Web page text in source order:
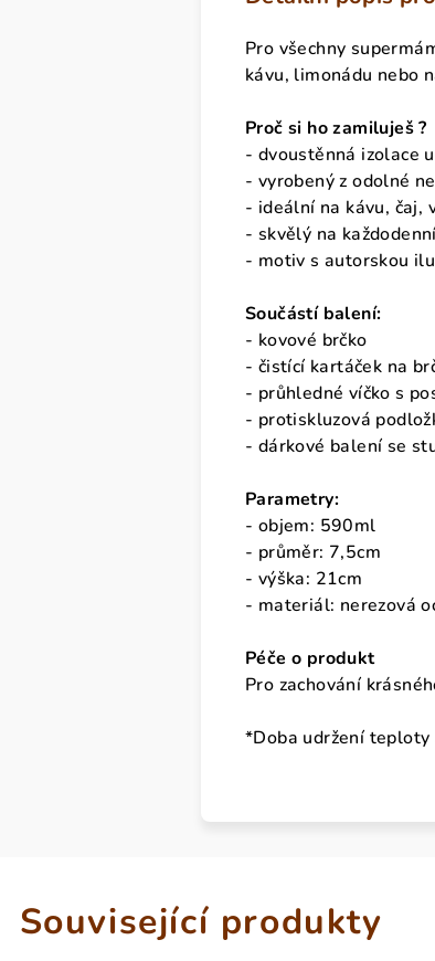
Pro všechny
kávu, limonádu nebo
Proč si ho zamiluješ ?
- dvoustěnná izolace
- vyrobený z odolné
- ideální na kávu, čaj,
- skvělý na
- motiv s autorskou
Součástí balení:
- kovové brčko
- čistící kartáček na
- průhledné víčko s
- protiskluzová
- dárkové balení se
Parametry:
- objem: 590ml
- průměr: 7,5cm
- výška: 21cm
- materiál: nerezová
Péče o produkt
Pro zachování
*Doba udržení
Související produkty